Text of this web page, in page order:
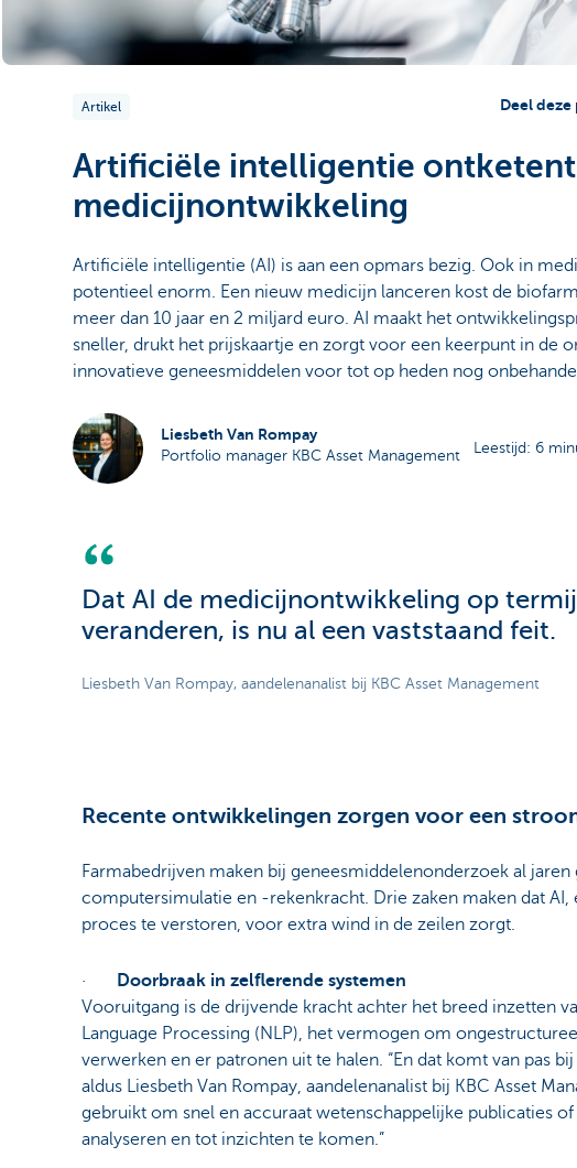
Artikel Deel deze
Artificiële intelligentie
medicijnontwikkeling
Artificiële intelligentie (AI) is aan een opmars bezig. Ook in
potentieel enorm. Een nieuw medicijn lanceren kost de
meer dan 10 jaar en 2 miljard euro. AI maakt het
sneller, drukt het prijskaartje en zorgt voor een keerpunt in de
innovatieve geneesmiddelen voor tot op heden nog
Liesbeth Van Rompay
Portfolio manager KBC Asset Management Leestijd: 6
Dat AI de medicijnontwikkeling op
veranderen, is nu al een vaststaand feit.
Liesbeth Van Rompay, aandelenanalist bij KBC Asset Management
Recente ontwikkelingen zorgen voor een
Farmabedrijven maken bij geneesmiddelenonderzoek al jaren
computersimulatie en -rekenkracht. Drie zaken maken dat AI,
proces te verstoren, voor extra wind in de zeilen zorgt.
·
Doorbraak in zelflerende systemen
Vooruitgang is de drijvende kracht achter het breed inzetten
Language Processing (NLP), het vermogen om
verwerken en er patronen uit te halen. “En dat komt van pas
aldus Liesbeth Van Rompay, aandelenanalist bij KBC Asset
gebruikt om snel en accuraat wetenschappelijke publicaties
analyseren en tot inzichten te komen.”